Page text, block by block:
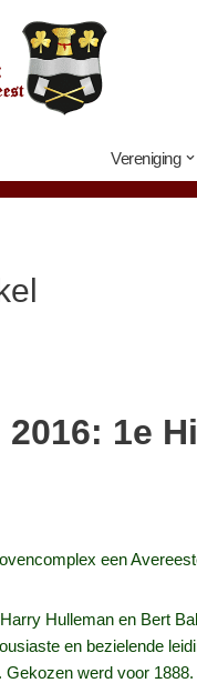
Vereniging
: 1e
een
Hulleman en Bert
en bezielende
werd voor